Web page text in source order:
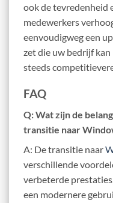
ook de tevredenheid
medewerkers
eenvoudigweg een
zet die uw bedrijf
steeds
FAQ
Q: Wat zijn de
transitie naar
A: De transitie naar
verschillende
verbeterde
een modernere